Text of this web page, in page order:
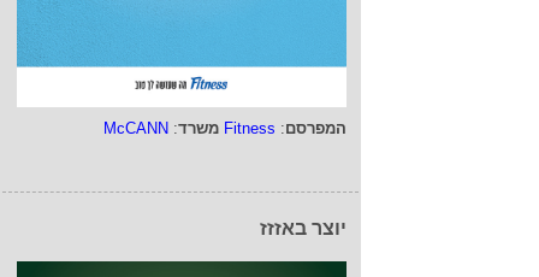
המפרסם:
Fitness משרד:
McCANN
יוצר באזזז